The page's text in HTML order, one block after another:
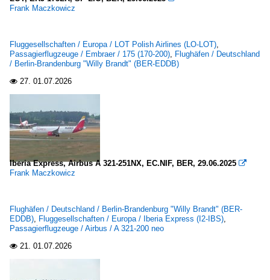
Frank Maczkowicz
Fluggesellschaften / Europa / LOT Polish Airlines (LO-LOT),
Passagierflugzeuge / Embraer / 175 (170-200), Flughäfen / Deutschland
/ Berlin-Brandenburg "Willy Brandt" (BER-EDDB)
 27. 01.07.2026
Iberia Express, Airbus A 321-251NX, EC.NIF, BER, 29.06.2025 
Frank Maczkowicz
Flughäfen / Deutschland / Berlin-Brandenburg "Willy Brandt" (BER-
EDDB), Fluggesellschaften / Europa / Iberia Express (I2-IBS),
Passagierflugzeuge / Airbus / A 321-200 neo
 21. 01.07.2026